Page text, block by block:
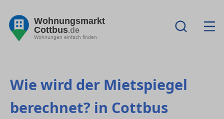
Wohnungsmarkt
Cottbus.de
Wohnungen einfach finden
Wie wird der Mietspiegel
berechnet? in Cottbus